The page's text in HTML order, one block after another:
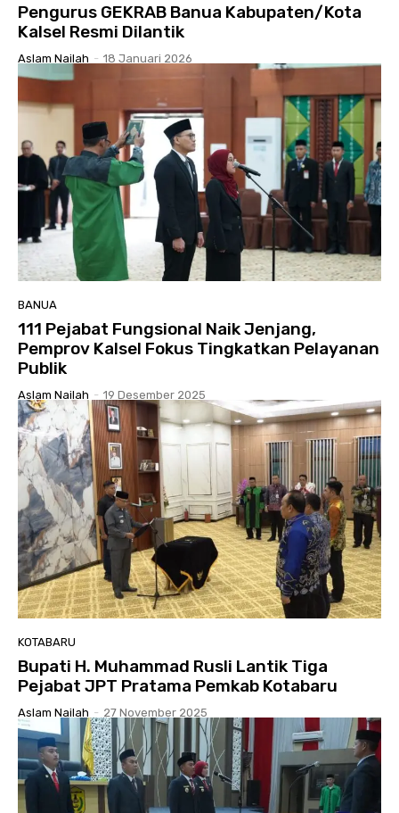
Pengurus GEKRAB Banua Kabupaten/Kota
Kalsel Resmi Dilantik
Aslam Nailah - 18 Januari 2026
BANUA
111 Pejabat Fungsional Naik Jenjang,
Pemprov Kalsel Fokus Tingkatkan Pelayanan
Publik
Aslam Nailah - 19 Desember 2025
KOTABARU
Bupati H. Muhammad Rusli Lantik Tiga
Pejabat JPT Pratama Pemkab Kotabaru
Aslam Nailah - 27 November 2025